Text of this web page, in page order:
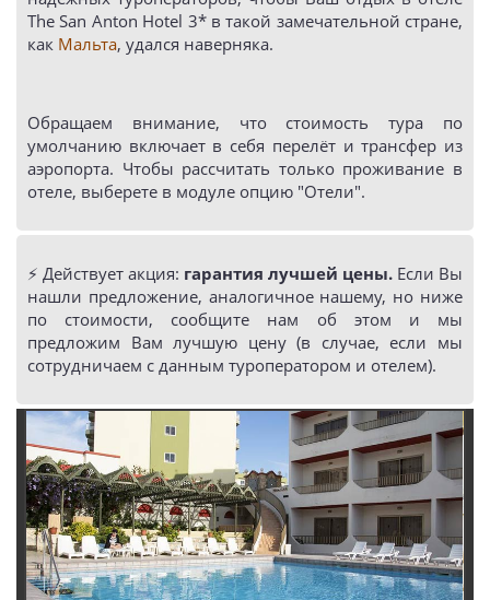
The San Anton Hotel 3* в такой замечательной стране,
как Мальта, удался наверняка.
Обращаем внимание, что стоимость тура по
умолчанию включает в себя перелёт и трансфер из
аэропорта. Чтобы рассчитать только проживание в
отеле, выберете в модуле опцию "Отели".
⚡️ Действует акция: гарантия лучшей цены. Если Вы
нашли предложение, аналогичное нашему, но ниже
по стоимости, сообщите нам об этом и мы
предложим Вам лучшую цену (в случае, если мы
сотрудничаем с данным туроператором и отелем).